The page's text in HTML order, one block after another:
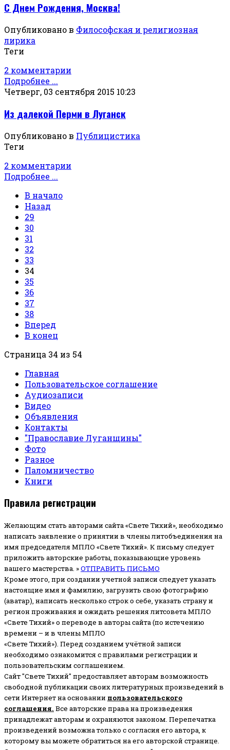
С Днем Рождения, Москва!
Опубликовано в Философская и религиозная
лирика
Теги
2 комментарии
Подробнее ...
Четверг, 03 сентября 2015 10:23
Из далекой Перми в Луганск
Опубликовано в Публицистика
Теги
2 комментарии
Подробнее ...
В начало
Назад
29
30
31
32
33
34
35
36
37
38
Вперед
В конец
Страница 34 из 54
Главная
Пользовательское соглашение
Аудиозаписи
Видео
Объявления
Контакты
"Православие Луганщины"
Фото
Разное
Паломничество
Книги
Правила регистрации
Желающим стать авторами сайта «Свете Тихий», необходимо
написать заявление о принятии в члены литобъединения на
имя председателя МПЛО «Свете Тихий». К письму следует
приложить авторские работы, показывающие уровень
вашего мастерства. »ОТПРАВИТЬ ПИСЬМО
Кроме этого, при создании учетной записи следует указать
настоящие имя и фамилию, загрузить свою фотографию
(аватар), написать несколько строк о себе, указать страну и
регион проживания и ожидать решения литсовета МПЛО
«Свете Тихий» о переводе в авторы сайта (по истечению
времени – и в члены МПЛО
«Свете Тихий»). Перед созданием учётной записи
необходимо ознакомится с правилами регистрации и
пользовательским соглашением.
Сайт "Свете Тихий" предоставляет авторам возможность
свободной публикации своих литературных произведений в
сети Интернет на основании пользовательского
соглашения. Все авторские права на произведения
принадлежат авторам и охраняются законом. Перепечатка
произведений возможна только с согласия его автора, к
которому вы можете обратиться на его авторской странице.